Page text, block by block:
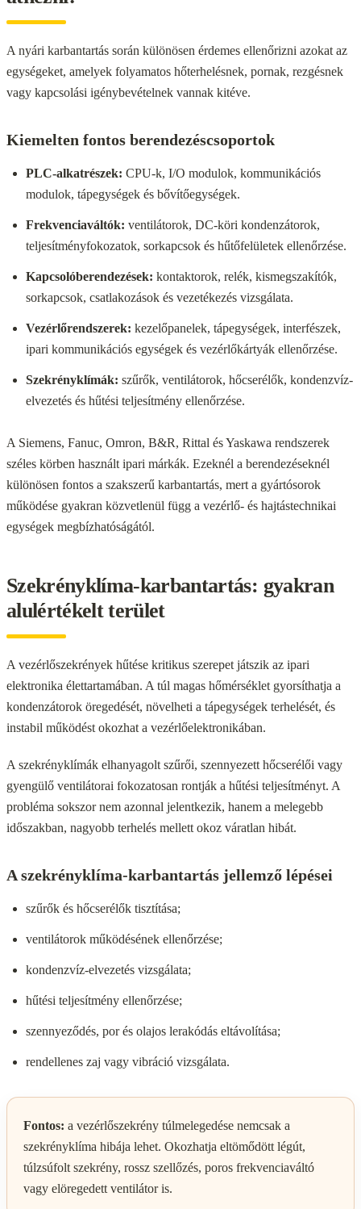
A nyári karbantartás során különösen érdemes ellenőrizni azokat az
egységeket, amelyek folyamatos hőterhelésnek, pornak, rezgésnek
vagy kapcsolási igénybevételnek vannak kitéve.
Kiemelten fontos berendezéscsoportok
PLC-alkatrészek: CPU-k, I/O modulok, kommunikációs
modulok, tápegységek és bővítőegységek.
Frekvenciaváltók: ventilátorok, DC-köri kondenzátorok,
teljesítményfokozatok, sorkapcsok és hűtőfelületek ellenőrzése.
Kapcsolóberendezések: kontaktorok, relék, kismegszakítók,
sorkapcsok, csatlakozások és vezetékezés vizsgálata.
Vezérlőrendszerek: kezelőpanelek, tápegységek, interfészek,
ipari kommunikációs egységek és vezérlőkártyák ellenőrzése.
Szekrényklímák: szűrők, ventilátorok, hőcserélők, kondenzvíz-
elvezetés és hűtési teljesítmény ellenőrzése.
A Siemens, Fanuc, Omron, B&R, Rittal és Yaskawa rendszerek
széles körben használt ipari márkák. Ezeknél a berendezéseknél
különösen fontos a szakszerű karbantartás, mert a gyártósorok
működése gyakran közvetlenül függ a vezérlő- és hajtástechnikai
egységek megbízhatóságától.
Szekrényklíma-karbantartás: gyakran
alulértékelt terület
A vezérlőszekrények hűtése kritikus szerepet játszik az ipari
elektronika élettartamában. A túl magas hőmérséklet gyorsíthatja a
kondenzátorok öregedését, növelheti a tápegységek terhelését, és
instabil működést okozhat a vezérlőelektronikában.
A szekrényklímák elhanyagolt szűrői, szennyezett hőcserélői vagy
gyengülő ventilátorai fokozatosan rontják a hűtési teljesítményt. A
probléma sokszor nem azonnal jelentkezik, hanem a melegebb
időszakban, nagyobb terhelés mellett okoz váratlan hibát.
A szekrényklíma-karbantartás jellemző lépései
szűrők és hőcserélők tisztítása;
ventilátorok működésének ellenőrzése;
kondenzvíz-elvezetés vizsgálata;
hűtési teljesítmény ellenőrzése;
szennyeződés, por és olajos lerakódás eltávolítása;
rendellenes zaj vagy vibráció vizsgálata.
Fontos: a vezérlőszekrény túlmelegedése nemcsak a
szekrényklíma hibája lehet. Okozhatja eltömődött légút,
túlzsúfolt szekrény, rossz szellőzés, poros frekvenciaváltó
vagy elöregedett ventilátor is.